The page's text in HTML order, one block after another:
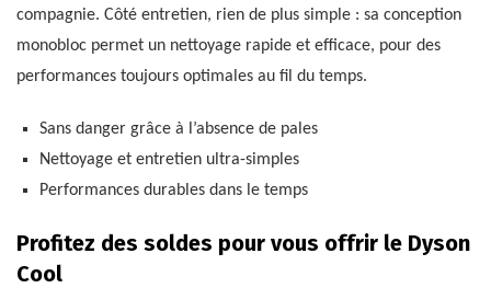
compagnie. Côté entretien, rien de plus simple : sa conception
monobloc permet un nettoyage rapide et efficace, pour des
performances toujours optimales au fil du temps.
Sans danger grâce à l’absence de pales
Nettoyage et entretien ultra-simples
Performances durables dans le temps
Profitez des soldes pour vous offrir le Dyson
Cool